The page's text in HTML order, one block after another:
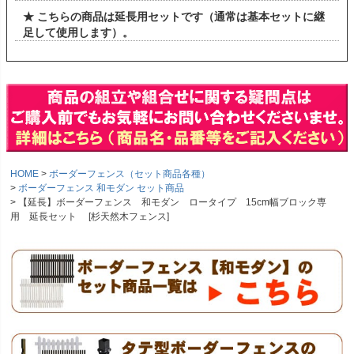
★ こちらの商品は延長用セットです（通常は基本セットに継
足して使用します）。
HOME
ボーダーフェンス（セット商品各種）
ボーダーフェンス 和モダン セット商品
【延長】ボーダーフェンス 和モダン ロータイプ 15cm幅ブロック専
用 延長セット [杉天然木フェンス]